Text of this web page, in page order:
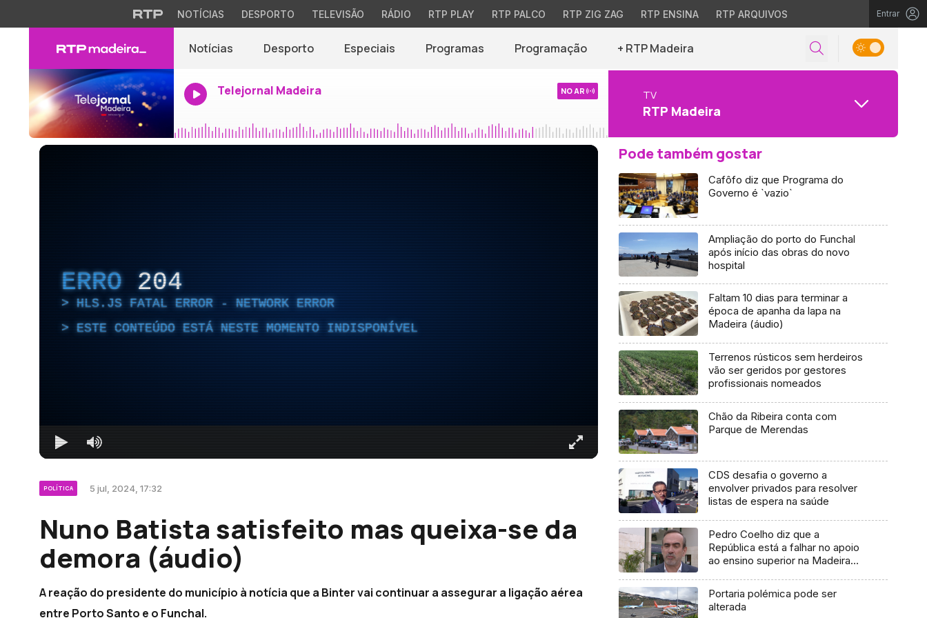
NOTÍCIAS DESPORTO TELEVISÃO RÁDIO RTP PLAY RTP PALCO RTP ZIG ZAG RTP ENSINA RTP ARQUIVOS Entrar
Notícias Desporto Especiais Programas Programação + RTP Madeira
Telejornal Madeira NO AR TV
RTP Madeira
ERRO 204
HLS.JS FATAL ERROR - NETWORK ERROR
ESTE CONTEÚDO ESTÁ NESTE MOMENTO INDISPONÍVEL
POLÍTICA 5 jul, 2024, 17:32
Nuno Batista satisfeito mas queixa-se da
demora (áudio)
A reação do presidente do município à notícia que a Binter vai continuar a assegurar a ligação aérea
entre Porto Santo e o Funchal.
Pode também gostar
Cafôfo diz que Programa do
Governo é `vazio`
Ampliação do porto do Funchal
após início das obras do novo
hospital
Faltam 10 dias para terminar a
época de apanha da lapa na
Madeira (áudio)
Terrenos rústicos sem herdeiros
vão ser geridos por gestores
profissionais nomeados
Chão da Ribeira conta com
Parque de Merendas
CDS desafia o governo a
envolver privados para resolver
listas de espera na saúde
Pedro Coelho diz que a
República está a falhar no apoio
ao ensino superior na Madeira
Portaria polémica pode ser
alterada